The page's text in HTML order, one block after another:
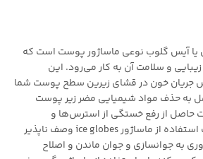
یا آیس گلوب نوعی ماساژور پوست است که
و سلامت آن به کار می‌رود. این
جریان خون در قشای زیرین سطح پوست شما
به حذف مواد شیمیایی مضر زیر پوست
حاصل از رفع خستگی‌ از استرس‌ها و
فشارهای روزمره به کمک استفاده از ماساژور ice globes وصف ناپذیر
به جوانسازی و جوان ماندن و اصلاح